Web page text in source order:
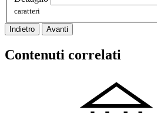
caratteri
Indietro Avanti
Contenuti correlati